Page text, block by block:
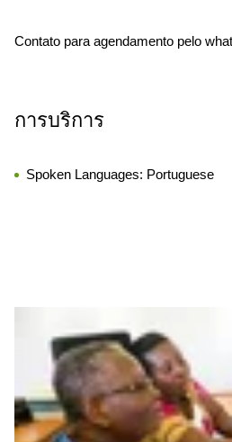
Contato para agendamento pelo
การบริการ
Spoken Languages: Portuguese